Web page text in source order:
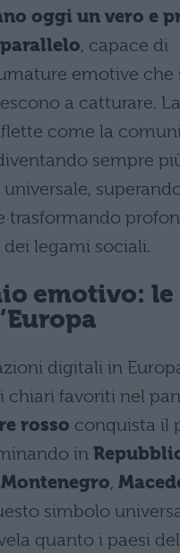
oggi un vero e
, capace di
emotive che
a catturare.
come la
sempre
trasformando
dei legami sociali.
emotivo: le
digitali in
chiari favoriti nel
rosso conquista il
in
Montenegro,
simbolo
quanto i paesi